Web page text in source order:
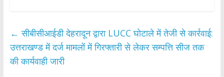
b
o
o
er s
A
e
← सीबीसीआईडी देहरादून द्वारा LUCC घोटाले में तेजी से कार्रवाई:
उत्तराखण्ड में दर्ज मामलों में गिरफ्तारी से लेकर सम्पत्ति सीज तक
की कार्यवाही जारी